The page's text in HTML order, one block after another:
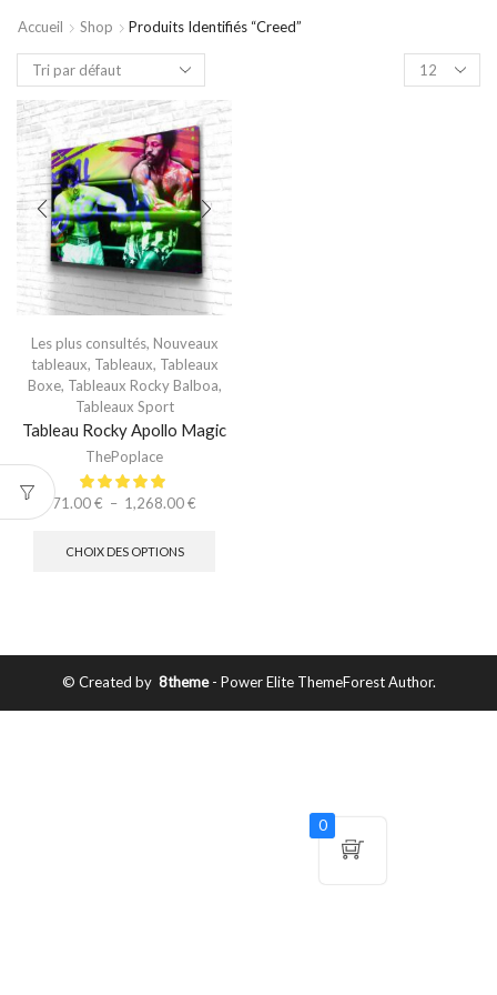
Accueil Shop Produits Identifiés “creed”
Les plus consultés, Nouveaux
tableaux, Tableaux, Tableaux
Boxe, Tableaux Rocky Balboa,
Tableaux Sport
Tableau Rocky Apollo Magic
ThePoplace
71.00€ – 1,268.00€
CHOIX DES OPTIONS
© Created by 8theme- Power Elite ThemeForest Author.
0